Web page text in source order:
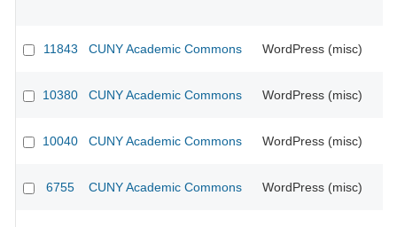
11843 CUNY Academic Commons WordPress (misc)
10380 CUNY Academic Commons WordPress (misc)
10040 CUNY Academic Commons WordPress (misc)
6755 CUNY Academic Commons WordPress (misc)